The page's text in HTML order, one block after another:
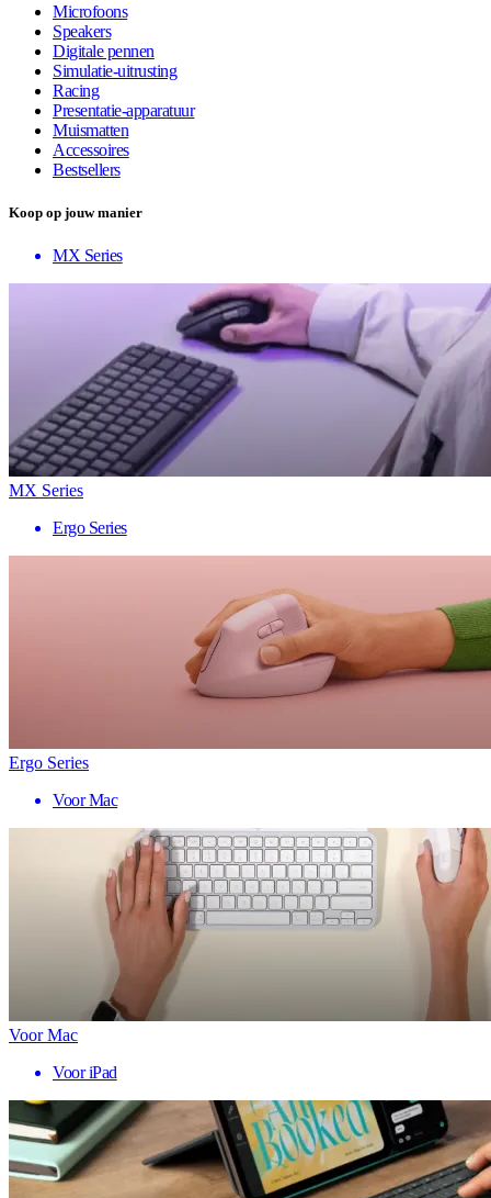
Microfoons
Speakers
Digitale pennen
Simulatie-uitrusting
Racing
Presentatie-apparatuur
Muismatten
Accessoires
Bestsellers
Koop op jouw manier
MX Series
MX Series
Ergo Series
Ergo Series
Voor Mac
Voor Mac
Voor iPad